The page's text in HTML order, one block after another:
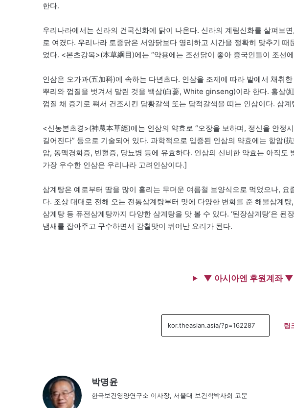
한다.
우리나라에서는 신라의 건국신화에 닭이 나온다. 신라의 계림신화를 살펴보
로 여겼다. 우리나라 토종닭은 서양닭보다 영리하고 시간을 정확히 맞추기
었다. <본초강목>(本草綱目)에는 “약용에는 조선닭이 좋아 중국인들이 조선
인삼은 오가과(五加科)에 속하는 다년초다. 인삼을 조제에 따라 밭에서 채취
뿌리와 껍질을 벗겨서 말린 것을 백삼(白蔘, White ginseng)이라 한다. 홍삼(
껍질 채 증기로 쪄서 건조시킨 담황갈색 또는 담적갈색을 띠는 인삼이다. 삼
<신농본초경>(神農本草經)에는 인삼의 약효로 “오장을 보하며, 정신을 안정
길어진다” 등으로 기술되어 있다. 과학적으로 입증된 인삼의 약효에는 항암(
압, 동맥경화증, 빈혈증, 당뇨병 등에 유효하다. 인삼의 신비한 약효는 아직도
가장 우수한 인삼은 우리나라 고려인삼이다.]
삼계탕은 예로부터 땀을 많이 흘리는 무더운 여름철 보양식으로 먹었으나,
다. 조상 대대로 전해 오는 전통삼계탕부터 맛에 다양한 변화를 준 해물삼계
삼계탕 등 퓨전삼계탕까지 다양한 삼계탕을 맛 볼 수 있다. ‘된장삼계탕’은
냄새를 잡아주고 구수하면서 감칠맛이 뛰어난 요리가 된다.
▼ 아시아엔 후원계좌 ▼
링
박명윤
한국보건영양연구소 이사장, 서울대 보건학박사회 고문